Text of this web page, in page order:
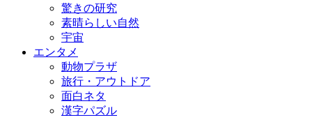
驚きの研究
素晴らしい自然
宇宙
エンタメ
動物プラザ
旅行・アウトドア
面白ネタ
漢字パズル